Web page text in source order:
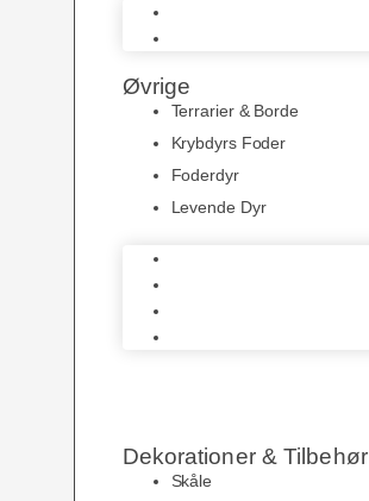
Øvrige
Terrarier & Borde
Krybdyrs Foder
Foderdyr
Levende Dyr
Dekorationer & Tilbehør
Skåle